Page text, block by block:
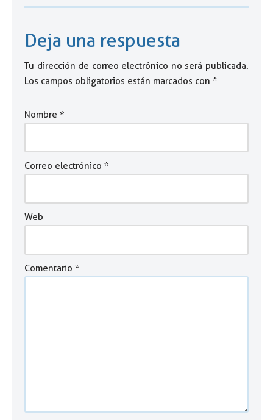
Deja una respuesta
Tu dirección de correo electrónico no será publicada.
Los campos obligatorios están marcados con *
Nombre *
Correo electrónico *
Web
Comentario *